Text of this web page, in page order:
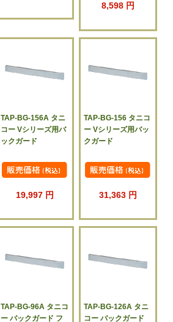
8,598 円
TAP-BG-156A タニ
コー Vシリーズ用バ
ックガード
19,997 円
TAP-BG-156 タニコ
ー Vシリーズ用バッ
クガード
31,363 円
TAP-BG-96A タニコ
ー バックガード フ
TAP-BG-126A タニ
コー バックガード